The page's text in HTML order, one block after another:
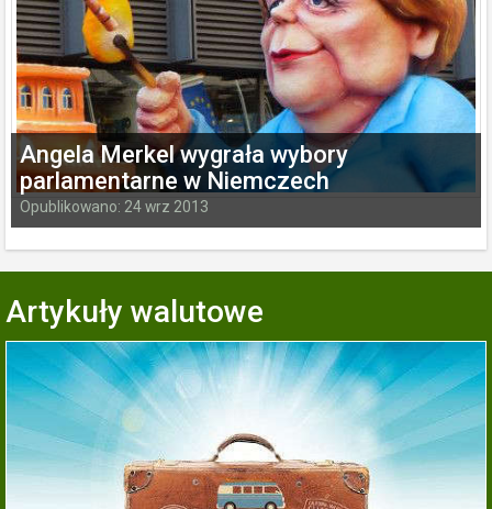
Angela Merkel wygrała wybory
parlamentarne w Niemczech
Opublikowano: 24 wrz 2013
Artykuły walutowe